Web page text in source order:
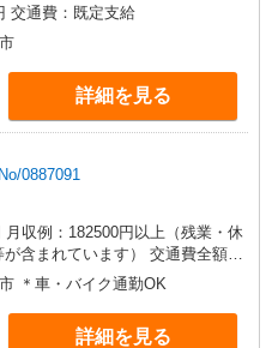
交通費：既定支給
詳細を見る
0887091
月収例：182500円以上（残業・休
れています） 交通費全額支
＊車・バイク通勤OK
詳細を見る